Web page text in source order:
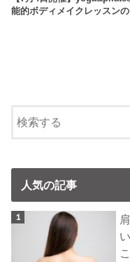
能的ボディメイクレッスン
人気の記事